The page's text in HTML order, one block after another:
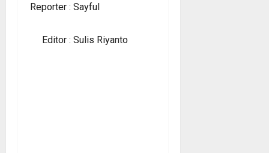
Reporter : Sayful
Editor : Sulis Riyanto